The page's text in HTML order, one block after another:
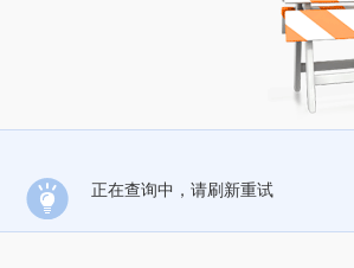
正在查询中，请刷新重试